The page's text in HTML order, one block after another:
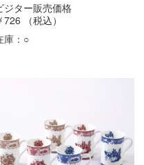
ジター販売価格
726
（税込）
庫： ○